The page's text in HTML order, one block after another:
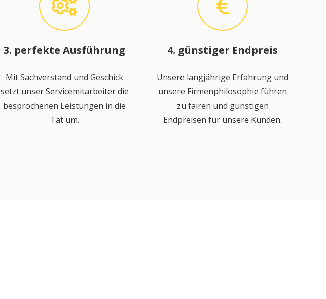
3. perfekte Ausführung
Mit Sachverstand und Geschick
setzt unser Servicemitarbeiter die
besprochenen Leistungen in die
Tat um.
4. günstiger Endpreis
Unsere langjährige Erfahrung und
unsere Firmenphilosophie führen
zu fairen und günstigen
Endpreisen für unsere Kunden.